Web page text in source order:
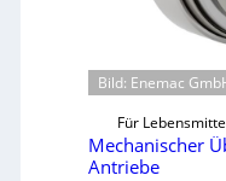
Bild: Enemac
Für
Mechanischer
Antriebe